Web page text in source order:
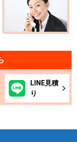
LINE見積
り